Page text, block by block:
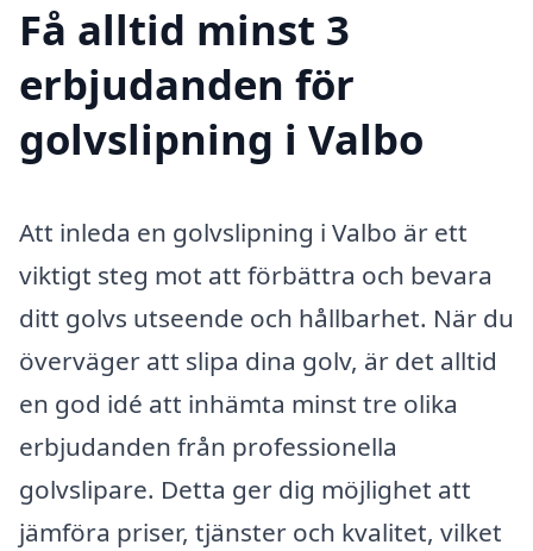
Få alltid minst 3
erbjudanden för
golvslipning i Valbo
Att inleda en golvslipning i Valbo är ett
viktigt steg mot att förbättra och bevara
ditt golvs utseende och hållbarhet. När du
överväger att slipa dina golv, är det alltid
en god idé att inhämta minst tre olika
erbjudanden från professionella
golvslipare. Detta ger dig möjlighet att
jämföra priser, tjänster och kvalitet, vilket